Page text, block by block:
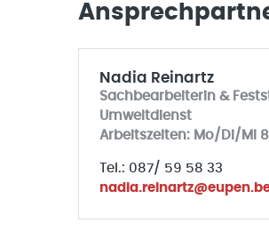
Nadia Reinartz
Sachbearbeiterin &
Umweltdienst
Arbeitszeiten: Mo/Di/Mi 8
Tel.: 087/ 59 58 33